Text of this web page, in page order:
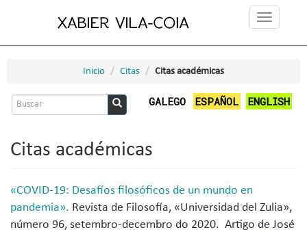
Toggle
Inicio Citas Citas académicas
Formulario
busca
GALEGO ESPAÑOL ENGLISH
Citas académicas
«COVID-19: Desafíos filosóficos de un mundo en
pandemia». Revista de Filosofía, «Universidad del Zulia»,
número 96, setembro-decembro do 2020. Artigo de José